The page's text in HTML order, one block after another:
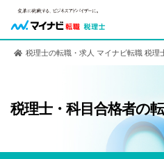
転職お役立ち情報
税理士の転職・求人 マイナビ転職 税理
税理士・科目合格者の転